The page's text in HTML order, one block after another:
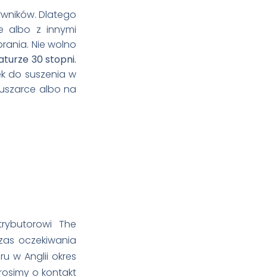
Dlatego
albo z innymi
Nie wolno
30 stopni.
do suszenia w
albo na
The
oczekiwania
w Anglii okres
o kontakt